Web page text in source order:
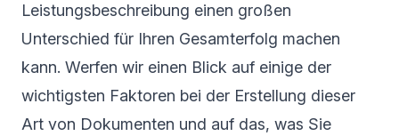
Leistungsbeschreibung einen großen
Unterschied für Ihren Gesamterfolg machen
kann. Werfen wir einen Blick auf einige der
wichtigsten Faktoren bei der Erstellung dieser
Art von Dokumenten und auf das, was Sie